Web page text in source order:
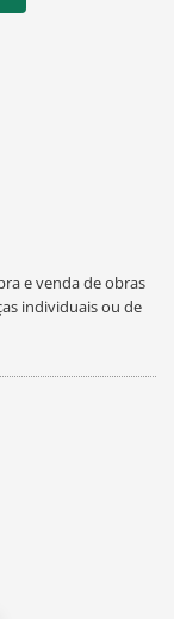
e venda de obras
individuais ou de